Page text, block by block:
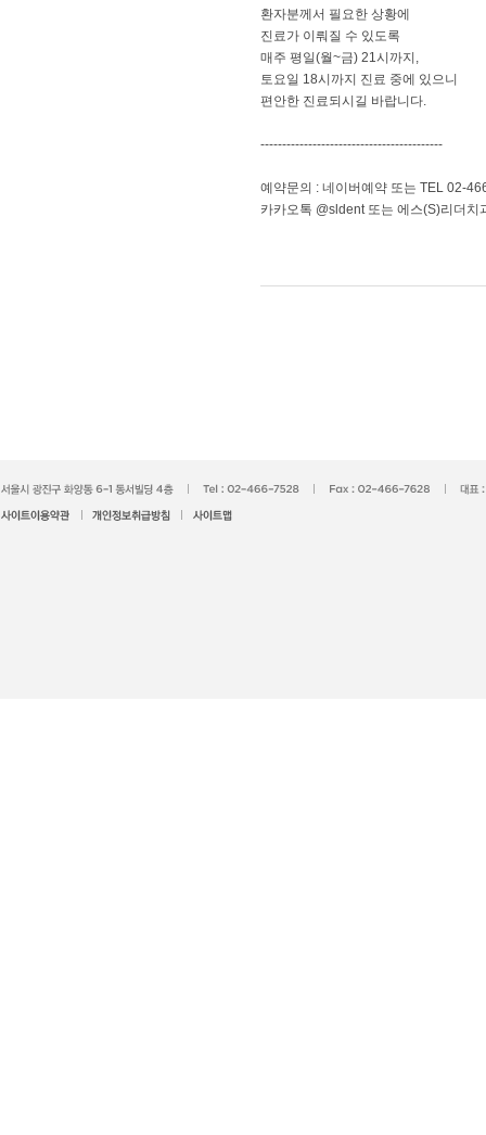
환자분께서 필요한 상황에
진료가 이뤄질 수 있도록
매주 평일(월~금) 21시까지,
토요일 18시까지 진료 중에 있으니
편안한 진료되시길 바랍니다.
------------------------------------------
예약문의 : 네이버예약 또는 TEL 02-
카카오톡 @sldent 또는 에스(S)리더치